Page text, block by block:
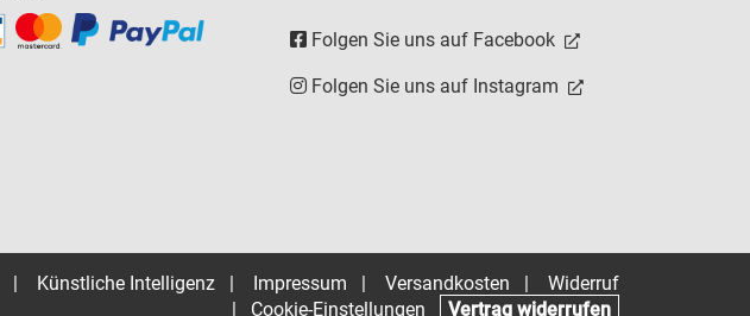
Folgen Sie uns auf Facebook
Folgen Sie uns auf Instagram
| Künstliche Intelligenz | Impressum | Versandkosten |
Widerruf
|
Cookie-Einstellungen Vertrag widerrufen